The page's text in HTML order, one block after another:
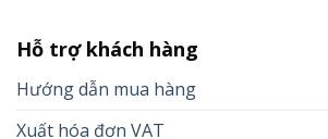
Hỗ trợ khách hàng
Hướng dẫn mua hàng
Xuất hóa đơn VAT